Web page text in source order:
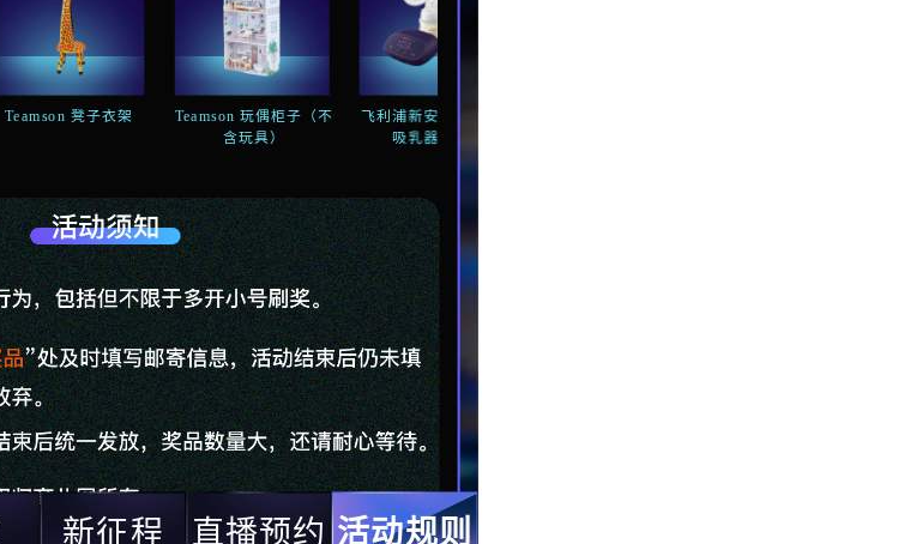
Teamson 凳子衣架
Teamson 玩偶柜子（不
含玩具）
飞利浦新安怡电动双边
吸乳器星趣盒
新征程 直播预约 活动规则